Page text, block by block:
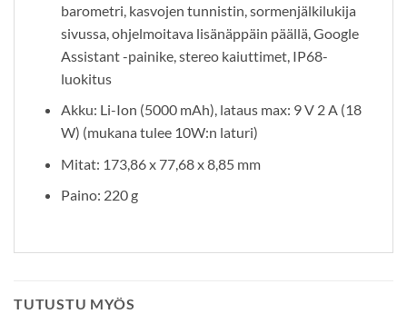
barometri, kasvojen tunnistin, sormenjälkilukija
sivussa, ohjelmoitava lisänäppäin päällä, Google
Assistant -painike, stereo kaiuttimet, IP68-
luokitus
Akku: Li-Ion (5000 mAh), lataus max: 9 V 2 A (18
W) (mukana tulee 10W:n laturi)
Mitat: 173,86 x 77,68 x 8,85 mm
Paino: 220 g
TUTUSTU MYÖS